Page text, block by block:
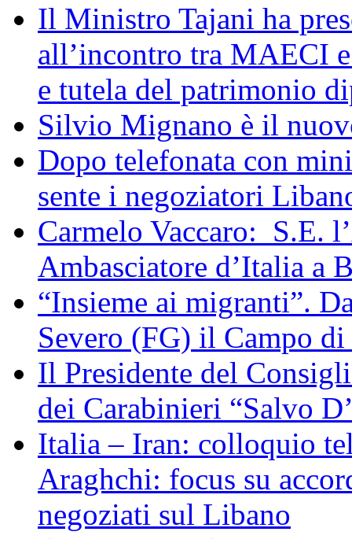
Il Ministro Tajani ha
all’incontro tra MAECI
e tutela del patrimonio
Silvio Mignano è il
Dopo telefonata con
sente i negoziatori
Carmelo Vaccaro: S.E.
Ambasciatore d’Italia a
“Insieme ai migranti”.
Severo (FG) il Campo
Il Presidente del
dei Carabinieri “Salvo
Italia – Iran: colloquio
Araghchi: focus su
negoziati sul Libano